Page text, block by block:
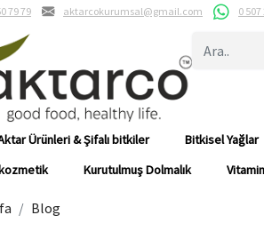
79 79 aktarcokurumsal@gmail.com 0 507
Ürünleri & Şifalı bitkiler Bitkisel Yağlar
Kurutulmuş Dolmalık Vitamin
Blog